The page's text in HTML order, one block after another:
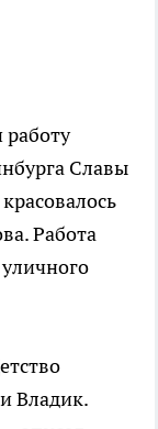
Славы
Работа
Владик.